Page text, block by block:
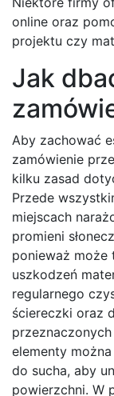
online oraz
projektu czy
Jak
Aby zachować
zamówienie
kilku zasad
Przede
miejscach
promieni
ponieważ
uszkodzeń
regularnego
ściereczki oraz
elementy
do sucha, aby
powierzchni. W